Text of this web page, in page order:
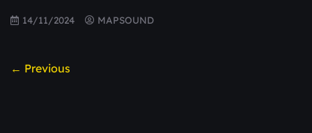
14/11/2024 MAPSOUND
← Previous